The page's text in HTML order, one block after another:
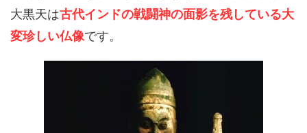
大黒天は古代インドの戦闘神の面影を残している大
変珍しい仏像です。